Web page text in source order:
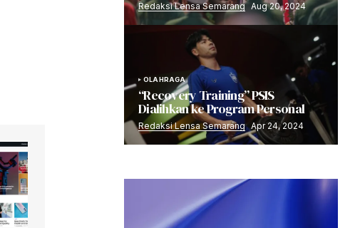
Redaksi Lensa Semarang Aug 20, 2024
OLAHRAGA
“Recovery Training” PSIS
Dialihkan ke Program Personal
Redaksi Lensa Semarang Apr 24, 2024